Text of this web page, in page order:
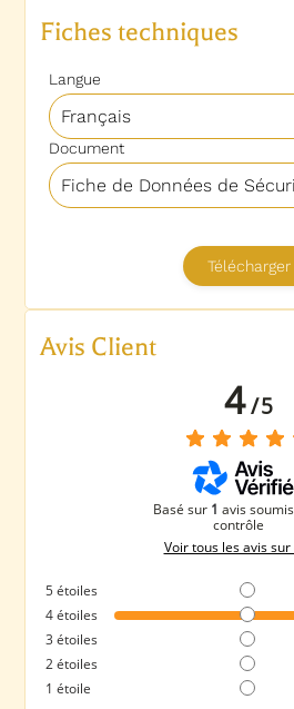
Avis Client
4/5
Basé sur 1 avis
contrôle
Voir tous les avis sur
5étoiles
4étoiles
3étoiles
2étoiles
1étoile